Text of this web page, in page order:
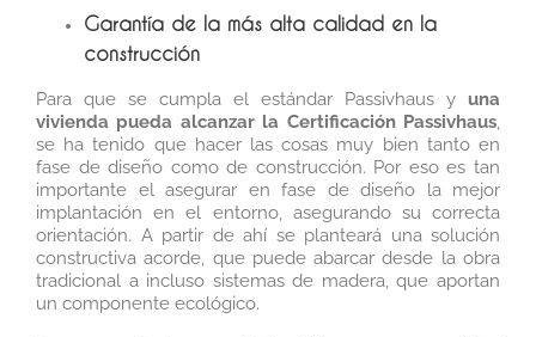
Garantía de la más alta calidad en la
construcción
Para que se cumpla el estándar Passivhaus y una
vivienda pueda alcanzar la Certificación Passivhaus
se ha tenido que hacer las cosas muy bien tanto en
fase de diseño como de construcción. Por eso es tan
importante el asegurar en fase de diseño la mejor
implantación en el entorno, asegurando su correcta
orientación. A partir de ahí se planteará una solución
constructiva acorde, que puede abarcar desde la obra
tradicional a incluso sistemas de madera, que aportan
un componente ecológico.